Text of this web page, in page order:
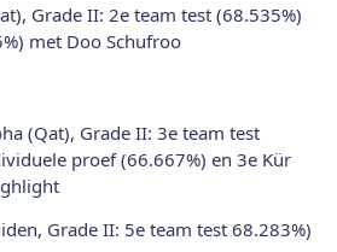
Grade II: 2e team test (68.535%)
met Doo Schufroo
(Qat), Grade II: 3e team test
proef (66.667%) en 3e Kür
Grade II: 5e team test 68.283%)